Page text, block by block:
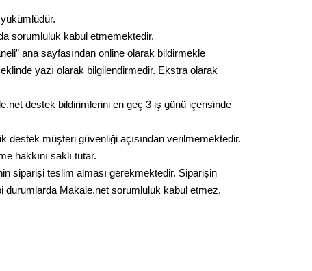
sorumluluk kabul etmemektedir.
ana sayfasından online olarak bildirmekle
yazı olarak bilgilendirmedir. Ekstra olarak
destek bildirimlerini en geç 3 iş günü içerisinde
destek müşteri güvenliği açısından verilmemektedir.
hakkını saklı tutar.
siparişi teslim alması gerekmektedir. Siparişin
durumlarda Makale.net sorumluluk kabul etmez.